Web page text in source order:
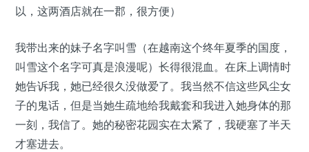
以，这两酒店就在一郡，很方便）
我带出来的妹子名字叫雪（在越南这个终年夏季的国度，
叫雪这个名字可真是浪漫呢）长得很混血。在床上调情时
她告诉我，她已经很久没做爱了。我当然不信这些风尘女
子的鬼话，但是当她生疏地给我戴套和我进入她身体的那
一刻，我信了。她的秘密花园实在太紧了，我硬塞了半天
才塞进去。